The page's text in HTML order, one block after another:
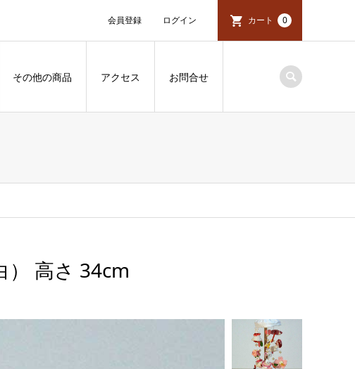
会員登録 ログイン カート 0
その他の商品 アクセス お問合せ
高さ 34cm